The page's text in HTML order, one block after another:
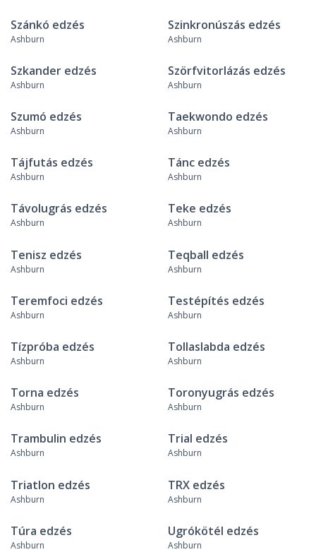
Szánkó edzés
Ashburn
Szinkronúszás edzés
Ashburn
Szkander edzés
Ashburn
Szörfvitorlázás edzés
Ashburn
Szumó edzés
Ashburn
Taekwondo edzés
Ashburn
Tájfutás edzés
Ashburn
Tánc edzés
Ashburn
Távolugrás edzés
Ashburn
Teke edzés
Ashburn
Tenisz edzés
Ashburn
Teqball edzés
Ashburn
Teremfoci edzés
Ashburn
Testépítés edzés
Ashburn
Tízpróba edzés
Ashburn
Tollaslabda edzés
Ashburn
Torna edzés
Ashburn
Toronyugrás edzés
Ashburn
Trambulin edzés
Ashburn
Trial edzés
Ashburn
Triatlon edzés
Ashburn
TRX edzés
Ashburn
Túra edzés
Ashburn
Ugrókötél edzés
Ashburn